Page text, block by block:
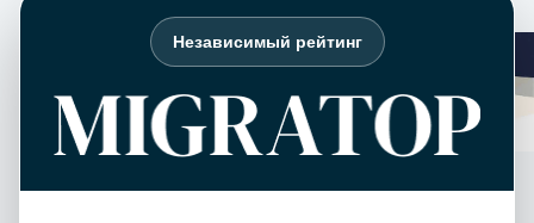
Независимый рейтинг